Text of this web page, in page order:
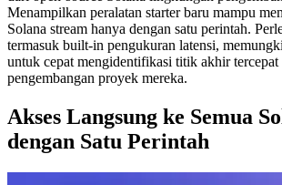
Menampilkan peralatan starter baru mampu
Solana stream hanya dengan satu perintah.
termasuk built-in pengukuran latensi,
untuk cepat mengidentifikasi titik akhir tercepat
pengembangan proyek mereka.
Akses Langsung ke Semua
dengan Satu Perintah